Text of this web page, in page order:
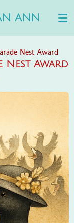
ANN
Nest Award
Nest Award